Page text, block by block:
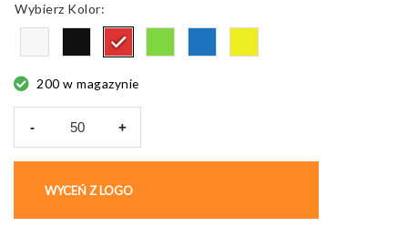
do
Kolor
200 w magazynie
-
Poyo,
plastikowe,
+
WYCEŃ Z LOGO